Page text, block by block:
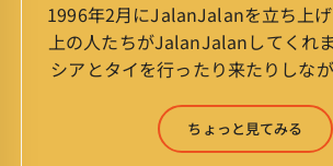
1996年2月にJalanJalanを立ち上
上の人たちがJalanJalanしてくれ
シアとタイを行ったり来たりしな
森 淳（Jun Yamamori） 生年月
7月4日(61才) 生まれ ：香港
ちょっと見てみる